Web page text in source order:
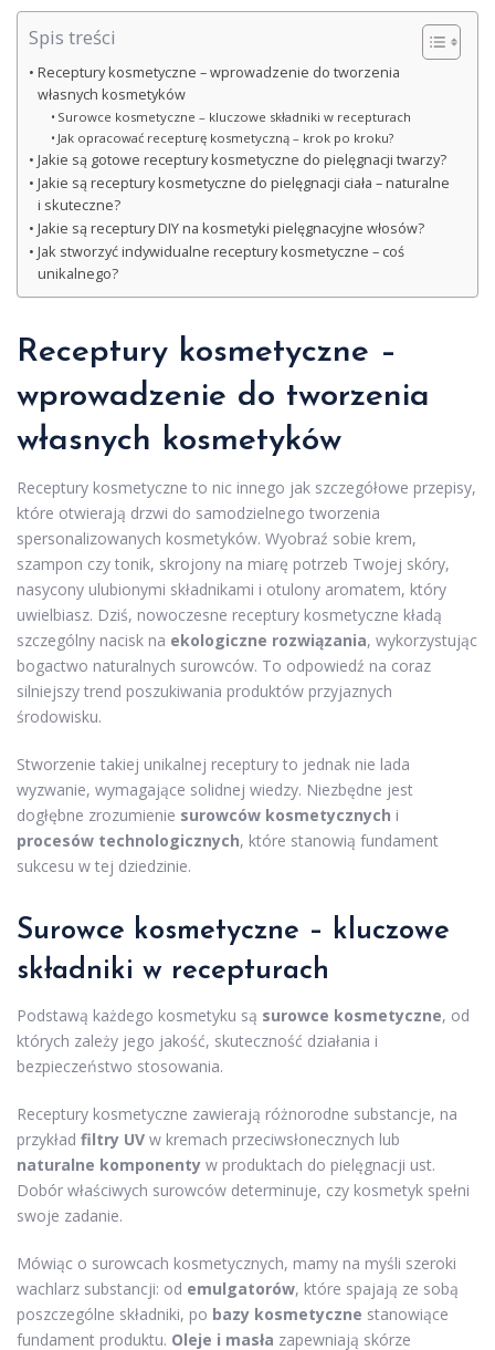
Spis treści
Receptury kosmetyczne – wprowadzenie do tworzenia
własnych kosmetyków
Surowce kosmetyczne – kluczowe składniki w recepturach
Jak opracować recepturę kosmetyczną – krok po kroku?
Jakie są gotowe receptury kosmetyczne do pielęgnacji twarzy?
Jakie są receptury kosmetyczne do pielęgnacji ciała – naturalne
i skuteczne?
Jakie są receptury DIY na kosmetyki pielęgnacyjne włosów?
Jak stworzyć indywidualne receptury kosmetyczne – coś
unikalnego?
Receptury kosmetyczne –
wprowadzenie do tworzenia
własnych kosmetyków
Receptury kosmetyczne to nic innego jak szczegółowe przepisy,
które otwierają drzwi do samodzielnego tworzenia
spersonalizowanych kosmetyków. Wyobraź sobie krem,
szampon czy tonik, skrojony na miarę potrzeb Twojej skóry,
nasycony ulubionymi składnikami i otulony aromatem, który
uwielbiasz. Dziś, nowoczesne receptury kosmetyczne kładą
szczególny nacisk na ekologiczne rozwiązania, wykorzystując
bogactwo naturalnych surowców. To odpowiedź na coraz
silniejszy trend poszukiwania produktów przyjaznych
środowisku.
Stworzenie takiej unikalnej receptury to jednak nie lada
wyzwanie, wymagające solidnej wiedzy. Niezbędne jest
dogłębne zrozumienie surowców kosmetycznych i
procesów technologicznych, które stanowią fundament
sukcesu w tej dziedzinie.
Surowce kosmetyczne – kluczowe
składniki w recepturach
Podstawą każdego kosmetyku są surowce kosmetyczne, od
których zależy jego jakość, skuteczność działania i
bezpieczeństwo stosowania.
Receptury kosmetyczne zawierają różnorodne substancje, na
przykład filtry UV w kremach przeciwsłonecznych lub
naturalne komponenty w produktach do pielęgnacji ust.
Dobór właściwych surowców determinuje, czy kosmetyk spełni
swoje zadanie.
Mówiąc o surowcach kosmetycznych, mamy na myśli szeroki
wachlarz substancji: od emulgatorów, które spajają ze sobą
poszczególne składniki, po bazy kosmetyczne stanowiące
fundament produktu. Oleje i masła zapewniają skórze